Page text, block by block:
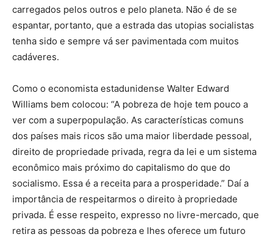
carregados pelos outros e pelo planeta. Não é de se
espantar, portanto, que a estrada das utopias socialistas
tenha sido e sempre vá ser pavimentada com muitos
cadáveres.
Como o economista estadunidense Walter Edward
Williams bem colocou: “A pobreza de hoje tem pouco a
ver com a superpopulação. As características comuns
dos países mais ricos são uma maior liberdade pessoal,
direito de propriedade privada, regra da lei e um sistema
econômico mais próximo do capitalismo do que do
socialismo. Essa é a receita para a prosperidade.” Daí a
importância de respeitarmos o direito à propriedade
privada. É esse respeito, expresso no livre-mercado, que
retira as pessoas da pobreza e lhes oferece um futuro